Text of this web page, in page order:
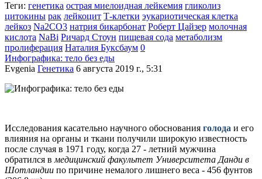
Теги: генетика острая миелоидная лейкемия гликолиз
цитокины рак лейкоцит Т-клетки эукариотическая клетка
лейкоз Na2CO3 натрия бикарбонат Роберт Цайзер молочная
кислота NaBi Ричард Стоун пищевая сода метаболизм
пролиферация Наталия Буксбаум 0
Инфографика: тело без еды
Evgenia Генетика 6 августа 2019 г., 5:31
Исследования касательно научного обоснования голода и его
влияния на органы и ткани получили широкую известность
после случая в 1971 году, когда 27 - летний мужчина
обратился в медицинский факультет Университета Данди в
Шотландии по причине немалого лишнего веса - 456 фунтов